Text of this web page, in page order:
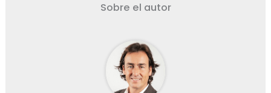
Sobre el autor